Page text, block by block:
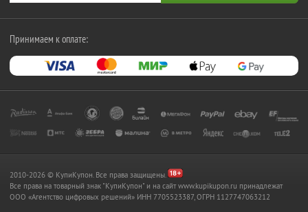
Принимаем к оплате:
2010-2026 © КупиКупон. Все права защищены.
Все права на товарный знак "КупиКупон" и на сайт www.kupikupon.ru принадлежат
OOO «Агентство цифровых решений» ИНН 7705523387, ОГРН 1127747063212